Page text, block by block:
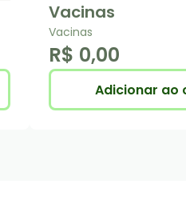
Vacinas
Vacinas
R$ 0,00
Adicionar ao